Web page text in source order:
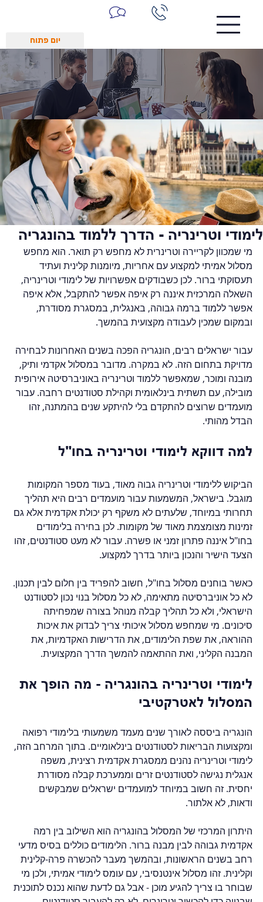
יום פתוח
לימודי וטרינריה - הדרך ללמוד בהונגריה
מי שמכוון לקריירה וטרינרית לא מחפש רק תואר. הוא מחפש
מסלול אמיתי למקצוע עם אחריות, מיומנות קלינית ועתיד
תעסוקתי ברור. לכן כשבודקים אפשרויות של לימודי וטרינריה,
השאלה המרכזית איננה רק איפה אפשר להתקבל, אלא איפה
אפשר ללמוד ברמה גבוהה, באנגלית, במסגרת מסודרת,
ובמקום שמכין לעבודה מקצועית בהמשך.
עבור ישראלים רבים, הונגריה הפכה בשנים האחרונות לבחירה
מדויקת בתחום הזה. לא במקרה. מדובר במסלול אקדמי ותיק,
מובנה ומוכר, שמאפשר ללמוד וטרינריה באוניברסיטה אירופית
מובילה, עם תשתית בינלאומית וקהילת סטודנטים רחבה. עבור
מועמדים שרוצים להתקדם בלי להיתקע שנים בהמתנה, זהו
הבדל מהותי.
למה דווקא לימודי וטרינריה בחו"ל
הביקוש ללימודי וטרינריה גבוה מאוד, בעוד מספר המקומות
מוגבל. בישראל, המשמעות עבור מועמדים רבים היא תהליך
תחרותי במיוחד, שלעתים לא משקף רק יכולת אקדמית אלא גם
זמינות מצומצמת מאוד של מקומות. לכן בחירה בלימודים
בחו"ל איננה פתרון זמני או פשרה. עבור לא מעט סטודנטים, זהו
הצעד הישיר והנכון ביותר בדרך למקצוע.
כאשר בוחנים מסלול בחו"ל, חשוב להפריד בין חלום לבין תכנון.
לא כל אוניברסיטה מתאימה, לא כל מסלול בנוי נכון לסטודנט
הישראלי, ולא כל תהליך קבלה מנוהל בצורה שמפחיתה
סיכונים. מי שמחפש מסלול איכותי צריך לבדוק את איכות
ההוראה, את שפת הלימודים, את הדרישות האקדמיות, את
המבנה הקליני, ואת ההתאמה להמשך הדרך המקצועית.
לימודי וטרינריה בהונגריה - מה הופך את
המסלול לאטרקטיבי
הונגריה ביססה לאורך שנים מעמד משמעותי בלימודי רפואה
ומקצועות הבריאות לסטודנטים בינלאומיים. בתוך המרחב הזה,
לימודי וטרינריה נהנים ממסגרת אקדמית רצינית, משפה
אנגלית נגישה לסטודנטים זרים וממערכת קבלה מסודרת
יחסית. זה חשוב במיוחד למועמדים ישראלים שמבקשים
ודאות, לא אלתור.
היתרון המרכזי של המסלול בהונגריה הוא השילוב בין רמה
אקדמית גבוהה לבין מבנה ברור. הלימודים כוללים בסיס מדעי
רחב בשנים הראשונות, ובהמשך מעבר להכשרה פרה-קלינית
וקלינית. זהו מסלול אינטנסיבי, עם עומס לימודי אמיתי, ולכן מי
שבוחר בו צריך להגיע מוכן - אבל גם לדעת שהוא נכנס לתוכנית